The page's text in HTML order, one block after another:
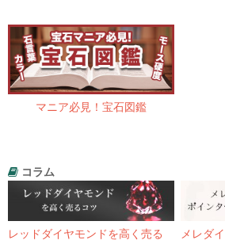
マニア必見！宝石図鑑
コラム
レッドダイヤモンドを高く売る
メレダ